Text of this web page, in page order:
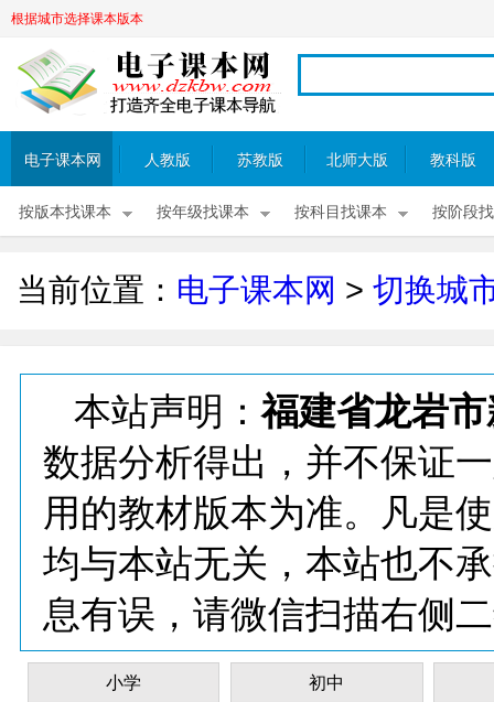
根据城市选择课本版本
电子课本网 人教版 苏教版 北师大版 教科版
按版本找课本 按年级找课本 按科目找课本 按阶段
当前位置： 电子课本网 > 切换城
本站声明：福建省龙岩
数据分析得出，并不保证
用的教材版本为准。凡是
均与本站无关，本站也不
息有误，请微信扫描右侧
小学 初中